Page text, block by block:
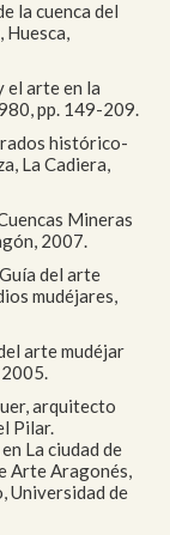
la cuenca del
el arte en la
pp. 149-209.
histórico-
La Cadiera,
Mineras
2007.
del arte
mudéjares,
arte mudéjar
arquitecto
Pilar.
La ciudad de
Arte Aragonés,
Universidad de